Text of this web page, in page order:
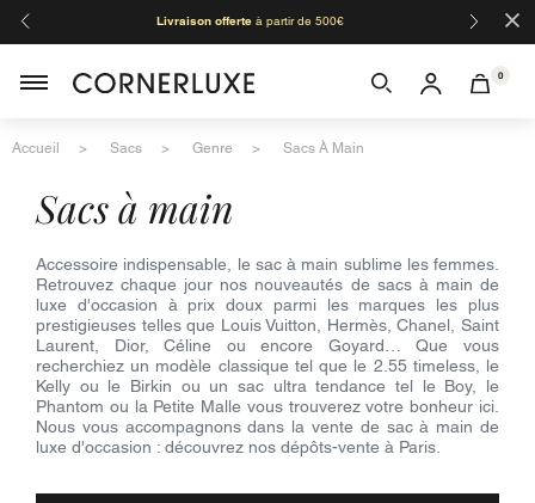
Livraison offerteà partir de 500€ ×
0
Accueil Sacs Genre Sacs À Main
sacs à main
Accessoire indispensable, le sac à main sublime les femmes.
Retrouvez chaque jour nos nouveautés de sacs à main de
luxe d'occasion à prix doux parmi les marques les plus
prestigieuses telles que Louis Vuitton, Hermès, Chanel, Saint
Laurent, Dior, Céline ou encore Goyard… Que vous
recherchiez un modèle classique tel que le 2.55 timeless, le
Kelly ou le Birkin ou un sac ultra tendance tel le Boy, le
Phantom ou la Petite Malle vous trouverez votre bonheur ici.
Nous vous accompagnons dans la vente de sac à main de
luxe d'occasion : découvrez nos dépôts-vente à Paris.